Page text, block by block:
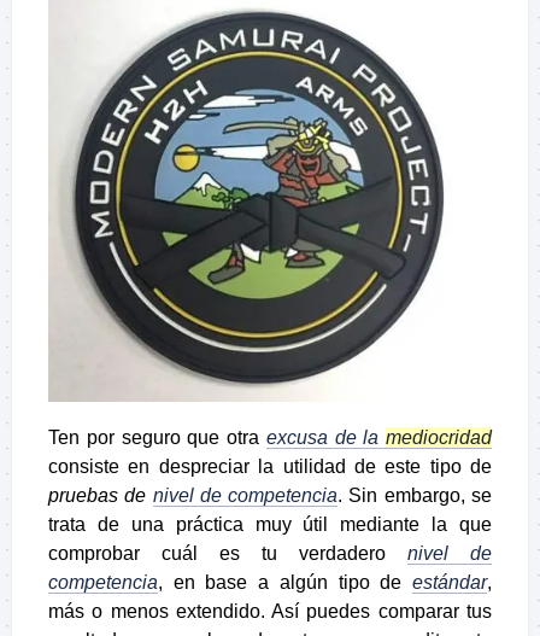
Ten por seguro que otra excusa de la mediocridad
consiste en despreciar la utilidad de este tipo de
pruebas de nivel de competencia. Sin embargo, se
trata de una práctica muy útil mediante la que
comprobar cuál es tu verdadero nivel de
competencia, en base a algún tipo de estándar,
más o menos extendido. Así puedes comparar tus